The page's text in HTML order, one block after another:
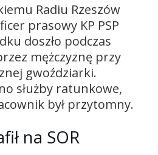
Radiu Rzeszów
prasowy KP PSP
doszło podczas
mężczyznę przy
gwoździarki.
służby ratunkowe,
był przytomny.
na SOR